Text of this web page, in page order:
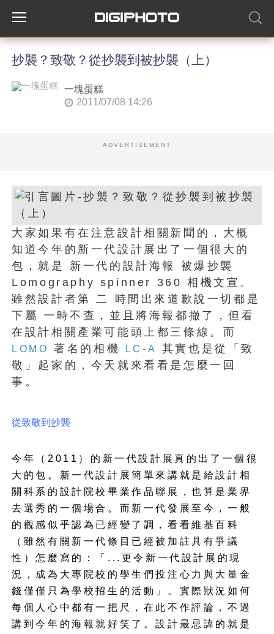
抄襲？致敬？從抄襲到被抄襲（上）
一塊蛋糕
2011/07/08 14:26
ADVERTISEMENT
大家如果有在注意設計相關新聞的，大概
知道今年的新一代設計展出了一個很大的
包，就是 新一代的設計海報 被爆抄襲
Lomography spinner 360 相機文宣。
雖然設計者第 二 時間出來道歉說一切都是
下屬 一時不查，並且將海報都撤了，但看
在設計相關產業可能頭上都三條線。而
LOMO 著名的相機 LC-A
其實也是從「致
敬」起家的，今天就來看看是怎麼一回
事。
從致敬到抄襲
今年（2011）的新一代設計展真的出了一個很
大的包。新一代設計展簡單來講就是給設計相
關科系的設計院校畢業作品聯展，也算是業界
去選秀的一個場合。而新一代發展至今，一般
的觀感似乎認為已經變了調，看看維基百科
（雖然有關新一代條目已經被加註具有爭議
性）怎麼寫的：「...更令新一代設計展的現
況，成為大專院校的學生們投注心力與大量金
錢僅僅只為學校招生的活動」。實際狀況如何
每個人心中都有一把尺，在此不作評論，不過
講到今年的海報就好笑了。設計最忌諱的就是